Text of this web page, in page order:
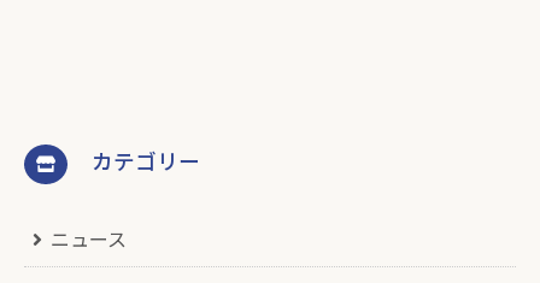
カテゴリー
ニュース